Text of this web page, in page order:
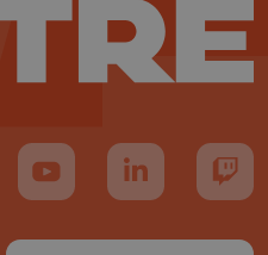
nous sur TikTok
Suivez-nous sur YouTube
Suivez-nous